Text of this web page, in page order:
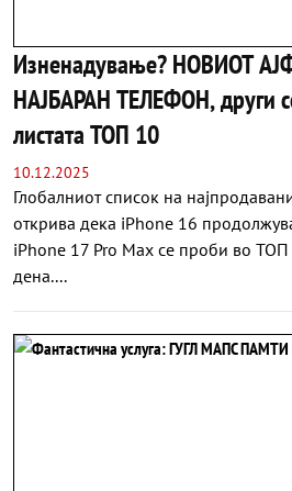
Изненадување? НОВИОТ
НАЈБАРАН ТЕЛЕФОН, други
листата ТОП 10
10.12.2025
Глобалниот список на
открива дека iPhone 16
iPhone 17 Pro Max се проби во ТОП
дена....